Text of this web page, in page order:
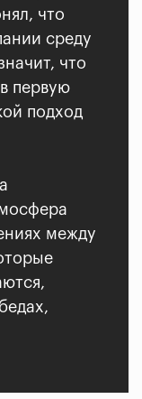
что
среду
что
первую
подход
между